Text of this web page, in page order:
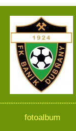
fotoalbum